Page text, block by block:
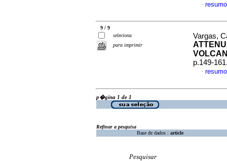
·
9 / 9
seleciona
para imprimir
Vargas,
p.149-
·
p�gina 1 de 1
Refinar a pesquisa
Base de dados : article
Pesquisar